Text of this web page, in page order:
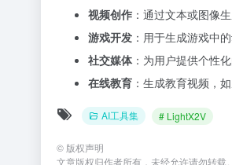
视频创作 ：通过文本或图像
游戏开发 ：用于生成游戏中
社交媒体：为用户提供个性
在线教育 ：生成教育视频，
AI工具集 # LightX2V
© 版权声明
文章版权归作者所有，未经允许请勿转载。